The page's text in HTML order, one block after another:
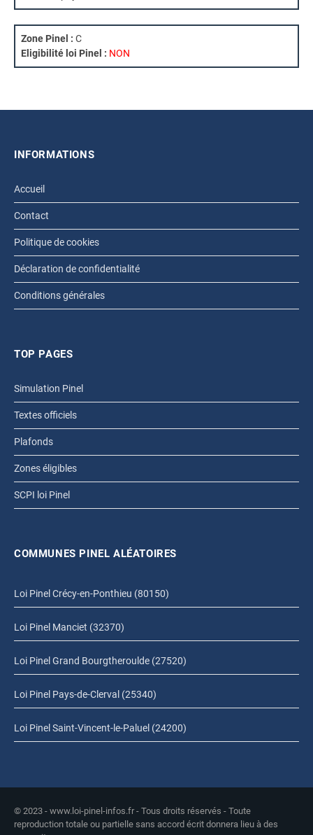
Zone Pinel : C
Eligibilité loi Pinel : NON
INFORMATIONS
Accueil
Contact
Politique de cookies
Déclaration de confidentialité
Conditions générales
TOP PAGES
Simulation Pinel
Textes officiels
Plafonds
Zones éligibles
SCPI loi Pinel
COMMUNES PINEL ALÉATOIRES
Loi Pinel Crécy-en-Ponthieu (80150)
Loi Pinel Manciet (32370)
Loi Pinel Grand Bourgtheroulde (27520)
Loi Pinel Pays-de-Clerval (25340)
Loi Pinel Saint-Vincent-le-Paluel (24200)
© 2023 - www.loi-pinel-infos.fr - Tous droits réservés - Toute
reproduction totale ou partielle sans accord écrit donnera lieu à des